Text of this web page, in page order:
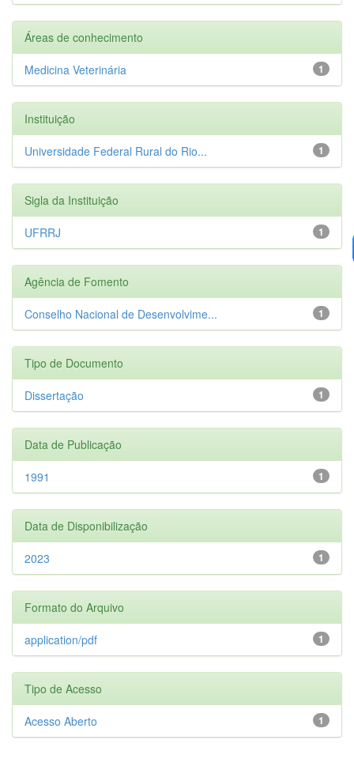
Áreas de conhecimento
1
Medicina Veterinária
Instituição
1
Universidade Federal Rural do Rio...
Sigla da Instituição
1
UFRRJ
Agência de Fomento
1
Conselho Nacional de Desenvolvime...
Tipo de Documento
1
Dissertação
Data de Publicação
1
1991
Data de Disponibilização
1
2023
Formato do Arquivo
1
application/pdf
Tipo de Acesso
1
Acesso Aberto